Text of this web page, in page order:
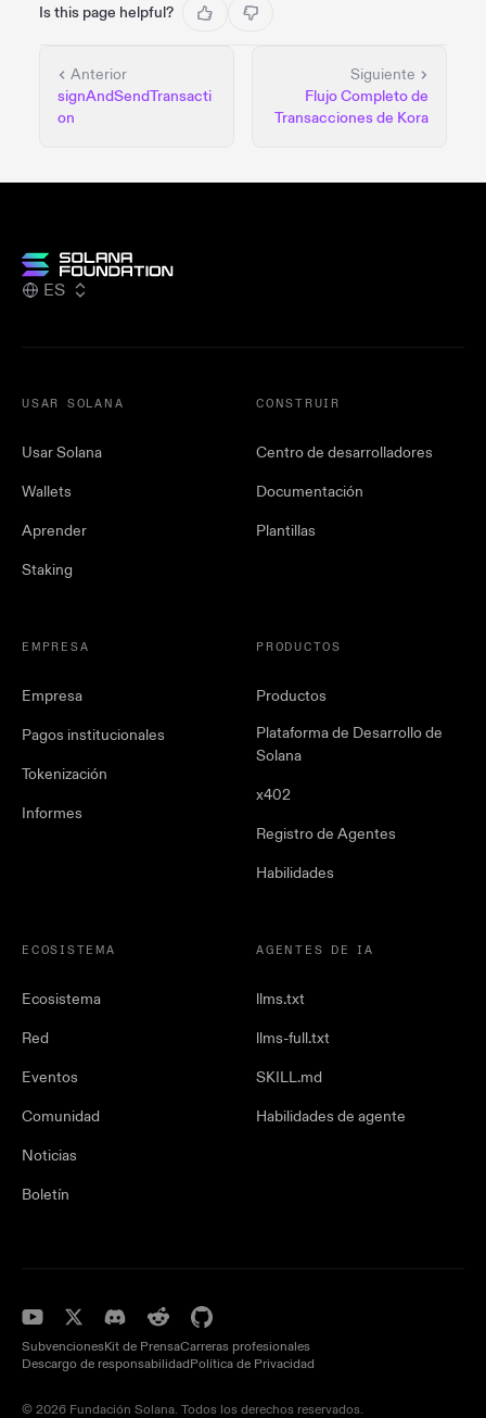
Is this page helpful?
Anterior
signAndSendTransacti
on
Siguiente
Flujo Completo de
Transacciones de Kora
ES
USAR SOLANA
Usar Solana
Wallets
Aprender
Staking
CONSTRUIR
Centro de desarrolladores
Documentación
Plantillas
EMPRESA
Empresa
Pagos institucionales
Tokenización
Informes
PRODUCTOS
Productos
Plataforma de Desarrollo de
Solana
x402
Registro de Agentes
Habilidades
ECOSISTEMA
Ecosistema
Red
Eventos
Comunidad
Noticias
Boletín
AGENTES DE IA
llms.txt
llms-full.txt
SKILL.md
Habilidades de agente
SubvencionesKit de PrensaCarreras profesionales
Descargo de responsabilidadPolítica de Privacidad
© 2026 Fundación Solana. Todos los derechos reservados.